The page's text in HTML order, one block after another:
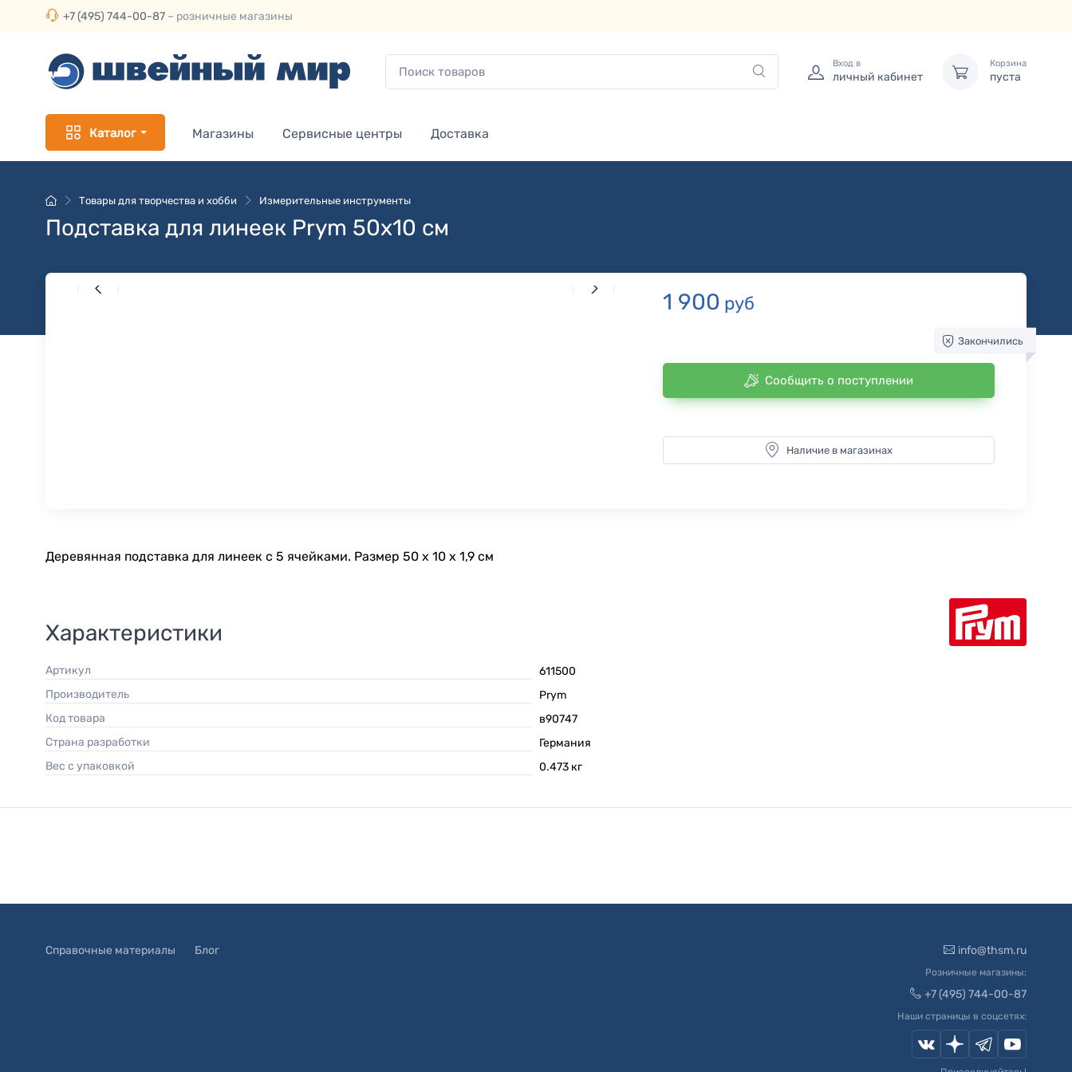
+7 (495) 744-00-87 – розничные магазины
Вход в
личный кабинет
Корзина
пуста
Каталог Магазины Сервисные центры Доставка
Товары для творчества и хобби Измерительные инструменты
Подставка для линеек Prym 50х10 см
1 900 руб
Закончились
Сообщить о поступлении
Наличие в магазинах
Деревянная подставка для линеек с 5 ячейками. Размер 50 x 10 x 1,9 см
Характеристики
Артикул
611500
Производитель
Prym
Код товара
в90747
Страна разработки
Германия
Вес с упаковкой
0.473 кг
Справочные материалы Блог info@thsm.ru
Розничные магазины:
+7 (495) 744-00-87
Наши страницы в соцсетях: